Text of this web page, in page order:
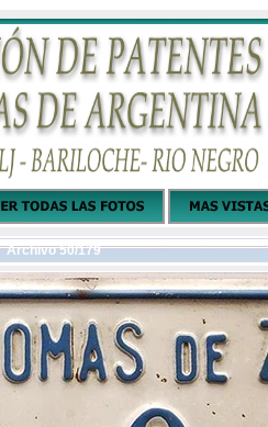
Archivo 50/179